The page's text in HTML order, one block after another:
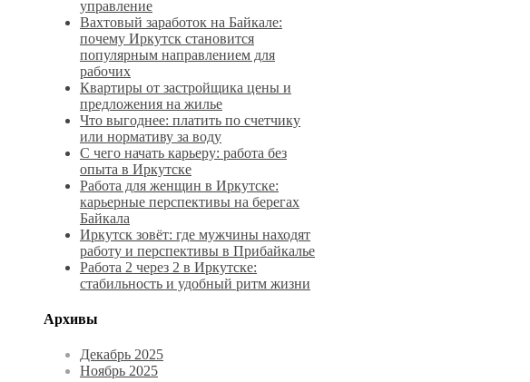
управление
Вахтовый заработок на Байкале:
почему Иркутск становится
популярным направлением для
рабочих
Квартиры от застройщика цены и
предложения на жилье
Что выгоднее: платить по счетчику
или нормативу за воду
С чего начать карьеру: работа без
опыта в Иркутске
Работа для женщин в Иркутске:
карьерные перспективы на берегах
Байкала
Иркутск зовёт: где мужчины находят
работу и перспективы в Прибайкалье
Работа 2 через 2 в Иркутске:
стабильность и удобный ритм жизни
Архивы
Декабрь 2025
Ноябрь 2025